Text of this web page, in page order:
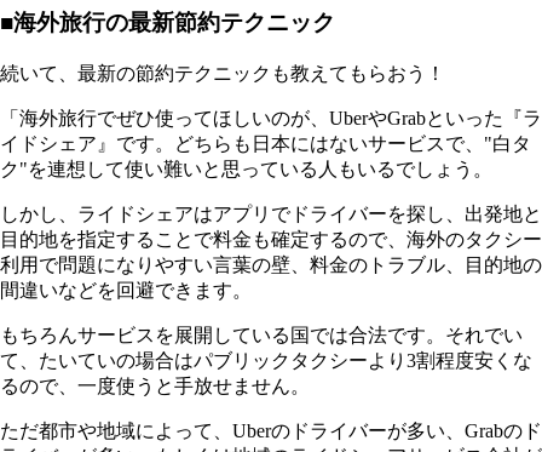
■海外旅行の最新節約テクニック
続いて、最新の節約テクニックも教えてもらおう！
「海外旅行でぜひ使ってほしいのが、UberやGrabといった『ラ
イドシェア』です。どちらも日本にはないサービスで、"白タ
ク"を連想して使い難いと思っている人もいるでしょう。
しかし、ライドシェアはアプリでドライバーを探し、出発地と
目的地を指定することで料金も確定するので、海外のタクシー
利用で問題になりやすい言葉の壁、料金のトラブル、目的地の
間違いなどを回避できます。
もちろんサービスを展開している国では合法です。それでい
て、たいていの場合はパブリックタクシーより3割程度安くな
るので、一度使うと手放せません。
ただ都市や地域によって、Uberのドライバーが多い、Grabのド